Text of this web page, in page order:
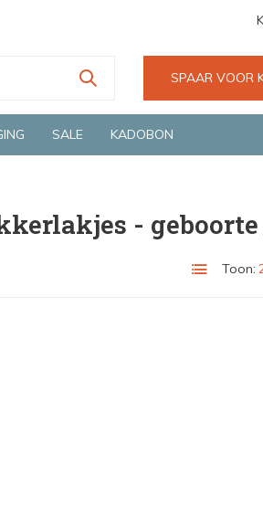
Deventer Groene en snelle
SPAAR VOOR
SALE KADOBON
-
Toon: